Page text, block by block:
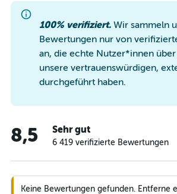
100% verifiziert. Wir sammeln
Bewertungen nur von
an, die echte Nutzer*innen
unsere vertrauenswürdigen,
durchgeführt haben.
8,5 Sehr gut
6 419 verifizierte Bewertungen
Keine Bewertungen gefunden. Entferne